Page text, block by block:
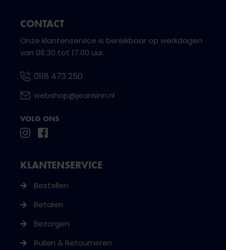
CONTACT
Onze klantenservice is bereikbaar op werkdagen
van 08.30 tot 17.00 uur.
0118 473 250
webshop@jeansinn.nl
VOLG ONS
KLANTENSERVICE
Bestellen
Betalen
Bezorgen
Ruilen & Retourneren